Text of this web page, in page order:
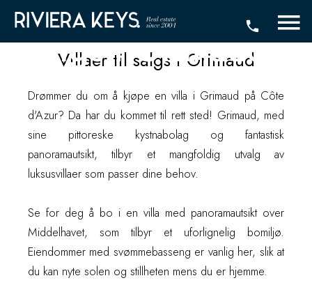
salgs i Grimaud
Villaer til salgs i Grimaud
Drømmer du om å kjøpe en villa i Grimaud på Côte
d'Azur? Da har du kommet til rett sted! Grimaud, med
sine pittoreske kystnabolag og fantastisk
panoramautsikt, tilbyr et mangfoldig utvalg av
luksusvillaer som passer dine behov.
Se for deg å bo i en villa med panoramautsikt over
Middelhavet, som tilbyr et uforlignelig bomiljø.
Eiendommer med svømmebasseng er vanlig her, slik at
du kan nyte solen og stillheten mens du er hjemme.